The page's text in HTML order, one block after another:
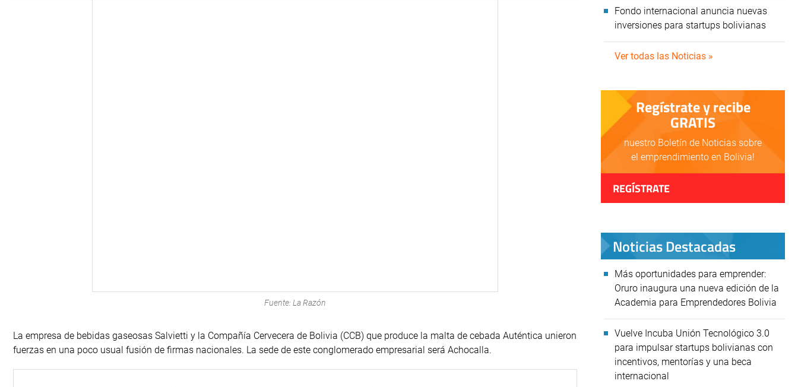
Fuente: La Razón
La empresa de bebidas gaseosas Salvietti y la Compañía Cervecera de Bolivia (CCB) que produce la malta de cebada Auténtica unieron
fuerzas en una poco usual fusión de firmas nacionales. La sede de este conglomerado empresarial será Achocalla.
Fondo internacional anuncia nuevas
inversiones para startups bolivianas
Ver todas las Noticias »
Regístrate y recibe
GRATIS
nuestro Boletín de Noticias sobre
el emprendimiento en Bolivia!
REGÍSTRATE
Noticias Destacadas
Más oportunidades para emprender:
Oruro inaugura una nueva edición de la
Academia para Emprendedores Bolivia
Vuelve Incuba Unión Tecnológico 3.0
para impulsar startups bolivianas con
incentivos, mentorías y una beca
internacional